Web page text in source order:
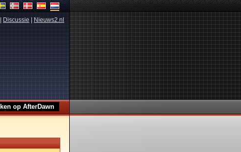
Discussie Nieuws2.nl